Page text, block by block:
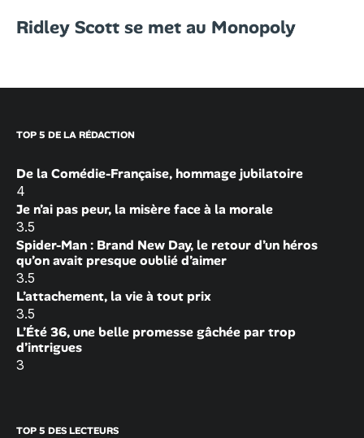
Ridley Scott se met au Monopoly
TOP 5 DE LA RÉDACTION
De la Comédie-Française, hommage jubilatoire
4
Je n’ai pas peur, la misère face à la morale
3.5
Spider-Man : Brand New Day, le retour d’un héros
qu’on avait presque oublié d’aimer
3.5
L’attachement, la vie à tout prix
3.5
L’Été 36, une belle promesse gâchée par trop
d’intrigues
3
TOP 5 DES LECTEURS